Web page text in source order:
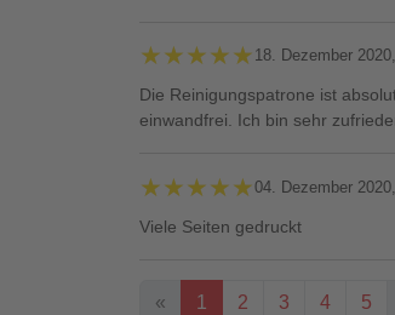
★★★★★
★★★★★ 18. Dezember
Die Reinigungspatrone ist
einwandfrei. Ich bin sehr
★★★★★
★★★★★04. Dezember
Viele Seiten gedruckt
« 1 2 3 4 5